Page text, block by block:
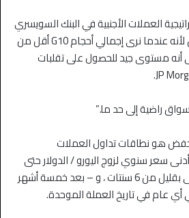
العملات الأجنبية في البنك السويسري
الخاص UBP: “إنه أمر مقلق لأنه عندما نرى إجمالي أحجام G10 أقل من
أنه مستوى جيد للحصول على تقلبات
راضية إلى حد ما.”
هو نطاقات تداول العملات
سعر سنوي لزوج اليورو / الدولار حتى
الآن في عام 2021 هو أعلى بقليل من 6 سنتات ، و – بعد خمسة أشهر
عام في تاريخ العملة الموحدة.